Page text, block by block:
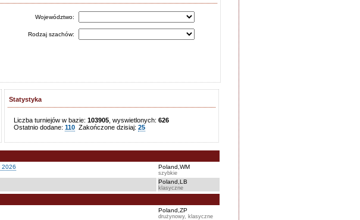
Województwo:
Rodzaj szachów:
Statystyka
Liczba turniejów w bazie: 103905 , wyswietlonych: 626
Ostatnio dodane: 110 Zakończone dzisiaj: 25
2026 Poland,WM
szybkie
Poland,LB
klasyczne
Poland,ZP
drużynowy, klasyczne